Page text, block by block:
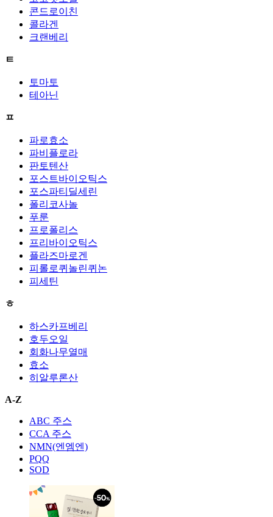
콘드로이친
콜라겐
크랜베리
ㅌ
토마토
테아닌
ㅍ
파로효소
파비플로라
판토텐산
포스트바이오틱스
포스파티딜세린
폴리코사놀
푸룬
프로폴리스
프리바이오틱스
플라즈마로겐
피롤로퀴놀린퀴논
피세틴
ㅎ
하스카프베리
호두오일
회화나무열매
효소
히알루론산
A-Z
ABC 주스
CCA 주스
NMN(엔엠엔)
PQQ
SOD